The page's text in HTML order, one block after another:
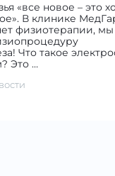
«все новое – это
В клинике
физиотерапии, мы
Что такое
Это …